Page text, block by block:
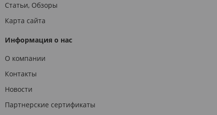
Статьи, Обзоры
Карта сайта
Информация о нас
О компании
Контакты
Новости
Партнерские сертификаты